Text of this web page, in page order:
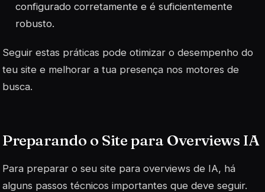
configurado corretamente e é suficientemente
robusto.
Seguir estas práticas pode otimizar o desempenho do
teu site e melhorar a tua presença nos motores de
busca.
Preparando o Site para Overviews IA
Para preparar o seu site para overviews de IA, há
alguns passos técnicos importantes que deve seguir.